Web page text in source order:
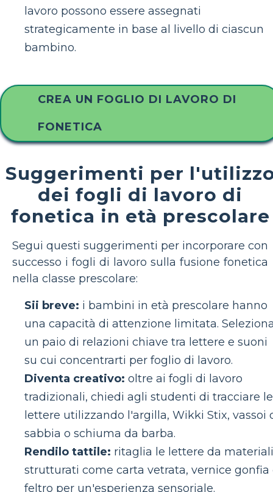
lavoro possono essere assegnati
strategicamente in base al livello di ciascun
bambino.
CREA UN FOGLIO DI LAVORO DI
FONETICA
Suggerimenti per
dei fogli di lavoro di
fonetica in età prescolare
Segui questi suggerimenti per incorporare con
successo i fogli di lavoro sulla fusione fonetica
nella classe prescolare:
Sii breve: i bambini in età prescolare hanno
una capacità di attenzione limitata.
un paio di relazioni chiave tra lettere e suoni
su cui concentrarti per foglio di lavoro.
Diventa creativo: oltre ai fogli di lavoro
tradizionali, chiedi agli studenti di tracciare le
lettere utilizzando l'argilla, Wikki Stix, vassoi
sabbia o schiuma da barba.
Rendilo tattile: ritaglia le lettere da materiali
strutturati come carta vetrata, vernice gonfia
feltro per un'esperienza sensoriale.